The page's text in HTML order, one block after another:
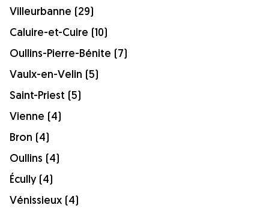
Villeurbanne (29)
Caluire-et-Cuire (10)
Oullins-Pierre-Bénite (7)
Vaulx-en-Velin (5)
Saint-Priest (5)
Vienne (4)
Bron (4)
Oullins (4)
Écully (4)
Vénissieux (4)